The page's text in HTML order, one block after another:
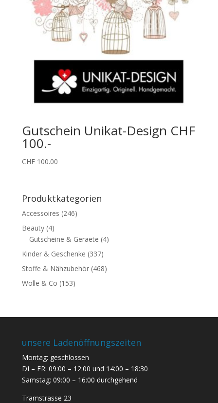
Gutschein Unikat-Design CHF
100.-
CHF100.00
Produktkategorien
Accessoires (246)
Beauty (4)
Gutscheine & Geraete (4)
Kinder & Geschenke (337)
Stoffe & Nähzubehör (468)
Wolle & Co (153)
unsere Ladenöffnungszeiten
Montag: geschlossen
DI – FR: 09:00 – 12:00 und 14:00 – 18:30
Samstag: 09:00 – 16:00 durchgehend
Tramstrasse 23